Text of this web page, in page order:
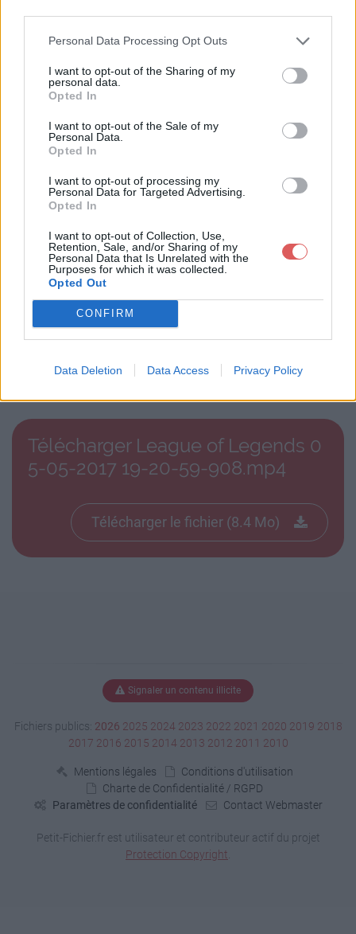
Personal Data Processing Opt Outs
I want to opt-out of the Sharing of my
personal data.
Opted In
I want to opt-out of the Sale of my
Personal Data.
Opted In
I want to opt-out of processing my
Personal Data for Targeted Advertising.
Opted In
I want to opt-out of Collection, Use,
Retention, Sale, and/or Sharing of my
Personal Data that Is Unrelated with the
Purposes for which it was collected.
Opted Out
CONFIRM
Data Deletion Data Access Privacy Policy
Partager le fichier League of
Legends 05-05-2017 19-20-59-
908.mp4 sur le Web et les
réseaux sociaux:
Télécharger le fichier League of
08.mp4
Télécharger League of Legends 0
5-05-2017 19-20-59-908.mp4
Télécharger le fichier (8.4 Mo)
Signaler un contenu illicite
Fichiers publics: 2026 2025 2024 2023 2022 2021 2020 2019 2018
2017 2016 2015 2014 2013 2012 2011 2010
Mentions légales
Conditions d'utilisation
Charte de Confidentialité / RGPD
Paramètres de confidentialité
Contact Webmaster
Petit-Fichier.fr est utilisateur et contributeur actif du projet
Protection Copyright